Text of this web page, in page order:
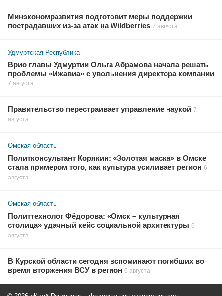
Минэкономразвития подготовит меры поддержки
пострадавших из-за атак на Wildberries 7 августа
Удмуртская Республика
Врио главы Удмуртии Ольга Абрамова начала решать
проблемы «Ижавиа» с увольнения директора компании
7 августа
Правительство перестраивает управление наукой 7
августа
Омская область
Политконсультант Корякин: «Золотая маска» в Омске
стала примером того, как культура усиливает регион 6
августа
Омская область
Политтехнолог Фёдорова: «Омск – культурная
столица» удачный кейс социальной архитектуры 6
августа
В Курской области сегодня вспоминают погибших во
время вторжения ВСУ в регион 6 августа